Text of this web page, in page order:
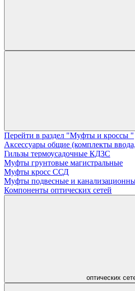
Перейти в раздел "Муфты и кроссы "
Аксессуары общие (комплекты
Гильзы термоусадочные КДЗС
Муфты грунтовые магистральные
Муфты кросс ССД
Муфты подвесные и
Компоненты оптических сетей
оптических